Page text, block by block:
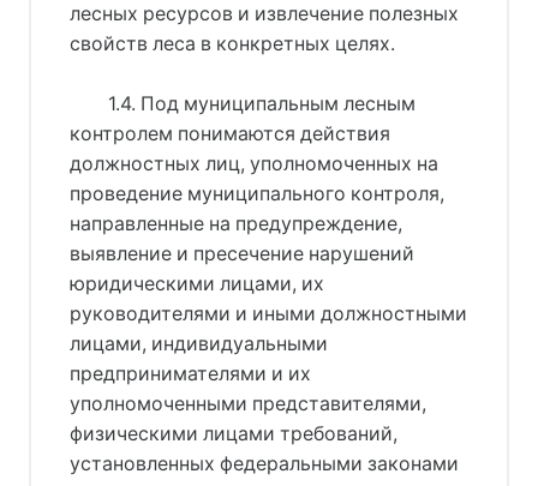
лесных ресурсов и извлечение полезных
свойств леса в конкретных целях.
1.4. Под муниципальным лесным
контролем понимаются действия
должностных лиц, уполномоченных на
проведение муниципального контроля,
направленные на предупреждение,
выявление и пресечение нарушений
юридическими лицами, их
руководителями и иными должностными
лицами, индивидуальными
предпринимателями и их
уполномоченными представителями,
физическими лицами требований,
установленных федеральными законами